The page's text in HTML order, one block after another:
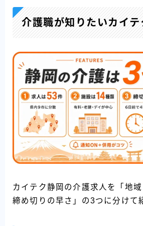
介護職が知りたいカイテ
カイテク静岡の介護求人を「地域
締め切りの早さ」の3つに分けて